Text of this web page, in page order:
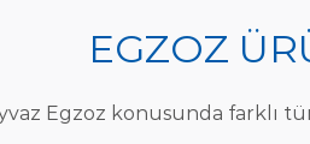
EGZOZ
Egzoz konusunda farklı